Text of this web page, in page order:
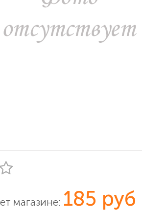
магазине: 185 руб